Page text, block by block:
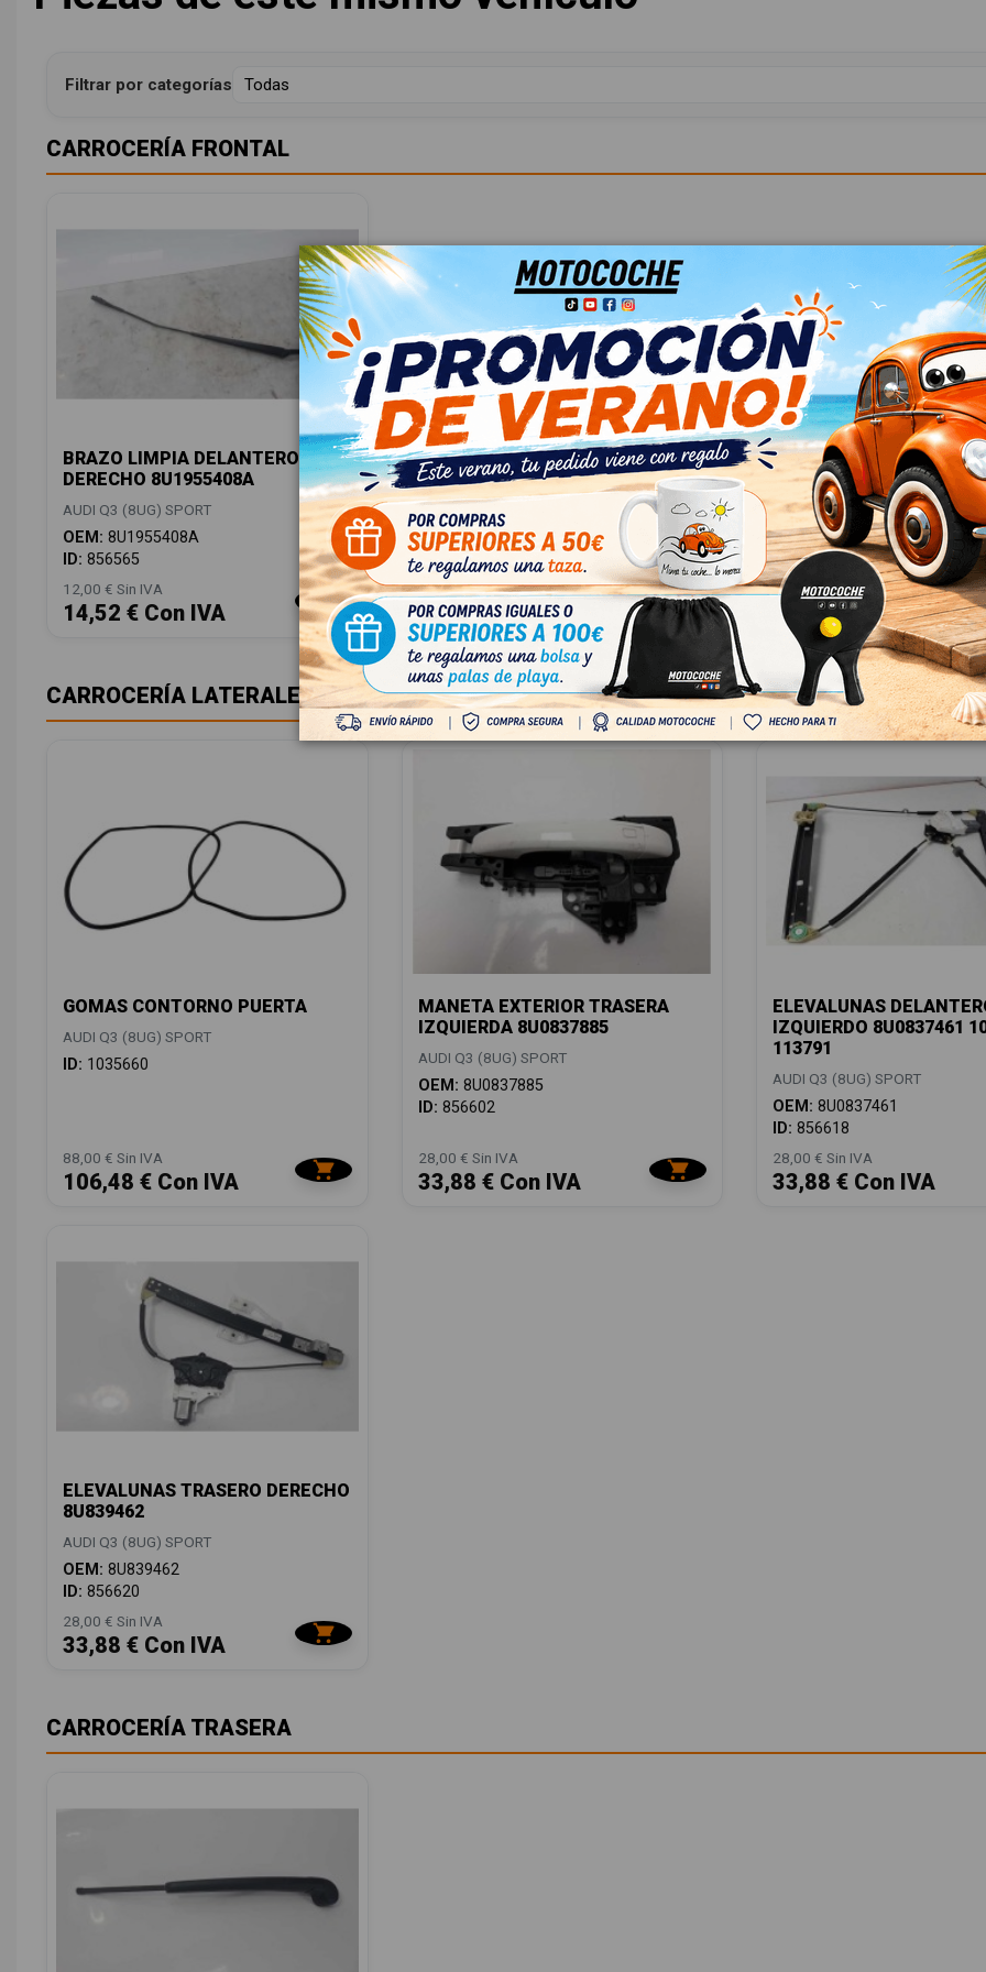
Filtrar por categorías
CARROCERÍA FRONTAL
BRAZO LIMPIA DELANTERO
DERECHO 8U1955408A
AUDI Q3 (8UG) SPORT
OEM: 8U1955408A
ID: 856565
12,00 € Sin IVA
14,52 € Con IVA
CARROCERÍA LATERALES
GOMAS CONTORNO PUERTA
AUDI Q3 (8UG) SPORT
ID: 1035660
88,00 € Sin IVA
106,48 € Con IVA
MANETA EXTERIOR TRASERA
IZQUIERDA 8U0837885
AUDI Q3 (8UG) SPORT
OEM: 8U0837885
ID: 856602
28,00 € Sin IVA
33,88 € Con IVA
ELEVALUNAS
IZQUIERDO 8U0837461
113791
AUDI Q3 (8UG) SPORT
OEM: 8U0837461
ID: 856618
28,00 € Sin IVA
33,88 € Con IVA
ELEVALUNAS TRASERO DERECHO
8U839462
AUDI Q3 (8UG) SPORT
OEM: 8U839462
ID: 856620
28,00 € Sin IVA
33,88 € Con IVA
CARROCERÍA TRASERA